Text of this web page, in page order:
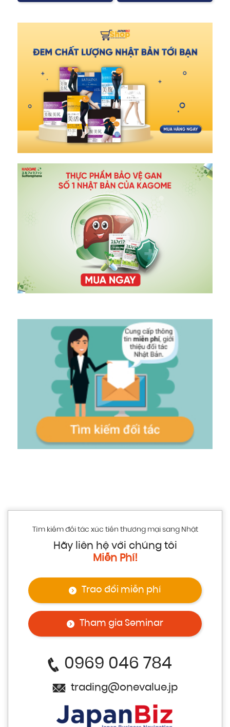
Tìm kiếm đối tác xúc tiến thương mại sang Nhật
Hãy liên hệ với chúng tôi
Miễn Phí!
Trao đổi miễn phí
Tham gia Seminar
0969 046 784
trading@onevalue.jp